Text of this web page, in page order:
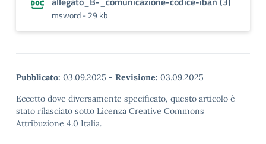
msword - 29 kb
Pubblicato: 03.09.2025 - Revisione: 03.09.2025
Eccetto dove diversamente specificato, questo articolo è
stato rilasciato sotto Licenza Creative Commons
Attribuzione 4.0 Italia.